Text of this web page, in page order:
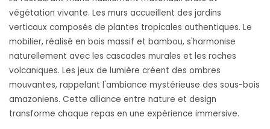
végétation vivante. Les murs accueillent des jardins
verticaux composés de plantes tropicales authentiques. Le
mobilier, réalisé en bois massif et bambou, s'harmonise
naturellement avec les cascades murales et les roches
volcaniques. Les jeux de lumière créent des ombres
mouvantes, rappelant l'ambiance mystérieuse des sous-bois
amazoniens. Cette alliance entre nature et design
transforme chaque repas en une expérience immersive.